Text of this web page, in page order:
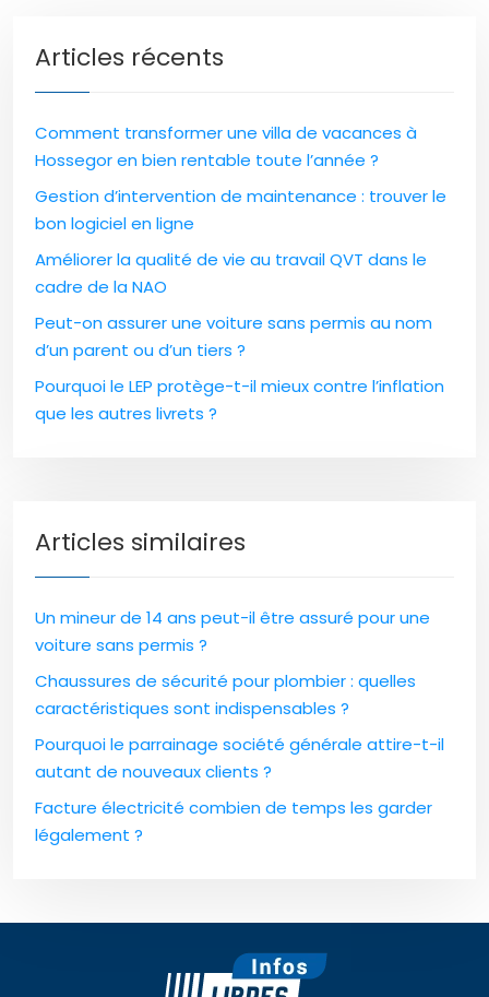
Articles récents
Comment transformer une villa de vacances à
Hossegor en bien rentable toute l’année ?
Gestion d’intervention de maintenance : trouver le
bon logiciel en ligne
Améliorer la qualité de vie au travail QVT dans le
cadre de la NAO
Peut-on assurer une voiture sans permis au nom
d’un parent ou d’un tiers ?
Pourquoi le LEP protège-t-il mieux contre l’inflation
que les autres livrets ?
Articles similaires
Un mineur de 14 ans peut-il être assuré pour une
voiture sans permis ?
Chaussures de sécurité pour plombier : quelles
caractéristiques sont indispensables ?
Pourquoi le parrainage société générale attire-t-il
autant de nouveaux clients ?
Facture électricité combien de temps les garder
légalement ?